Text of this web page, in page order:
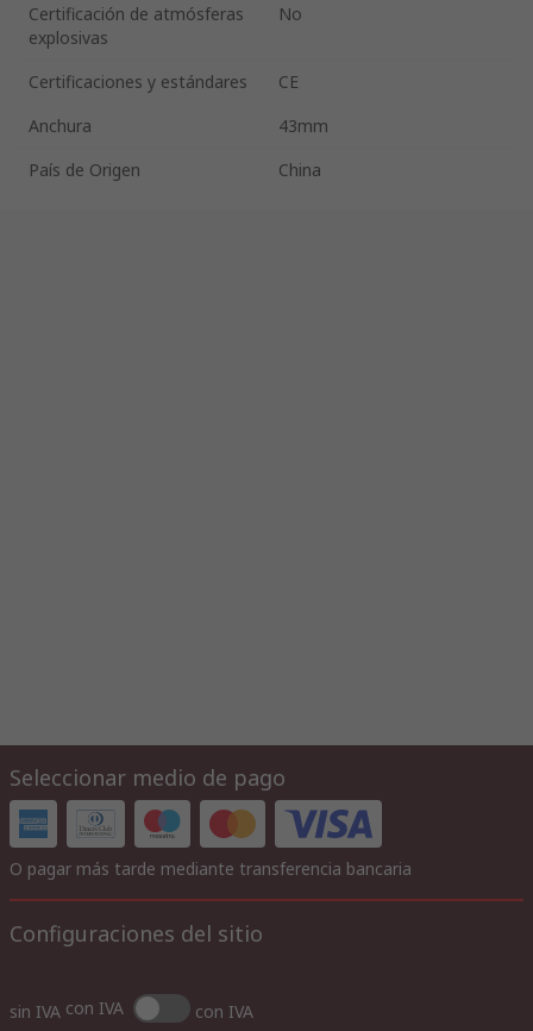
Certificación de atmósferas
explosivas
No
Certificaciones y estándares
CE
Anchura
43mm
País de Origen
China
Seleccionar medio de pago
O pagar más tarde mediante transferencia bancaria
Configuraciones del sitio
sin IVA con IVA con IVA